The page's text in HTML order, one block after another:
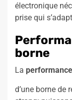
électronique
prise qui
borne
La performance
d’une borne de